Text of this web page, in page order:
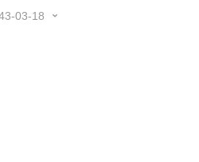
03-18